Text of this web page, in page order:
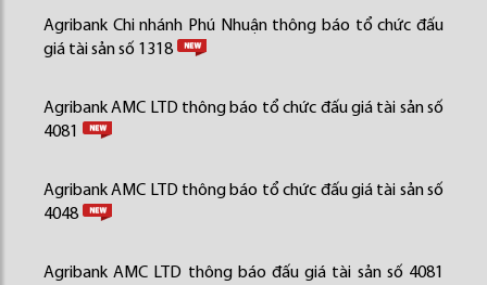
Agribank Chi nhánh Phú Nhuận thông báo tổ chức đấu
giá tài sản số 1318
Agribank AMC LTD thông báo tổ chức đấu giá tài sản số
4081
Agribank AMC LTD thông báo tổ chức đấu giá tài sản số
4048
Agribank AMC LTD thông báo đấu giá tài sản số 4081